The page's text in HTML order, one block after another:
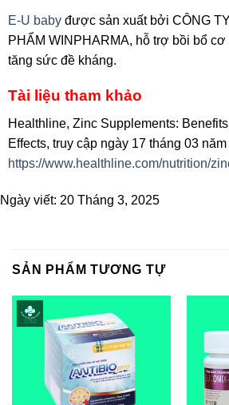
E-U baby được sản xuất bởi CÔNG
PHẨM WINPHARMA, hỗ trợ bồi bổ cơ
tăng sức đề kháng.
Tài liệu tham khảo
Healthline, Zinc Supplements:
Effects, truy cập ngày 17 tháng 03
https://www.healthline.com/nutrition/
Ngày viết: 20 Tháng 3, 2025
SẢN PHẨM TƯƠNG TỰ